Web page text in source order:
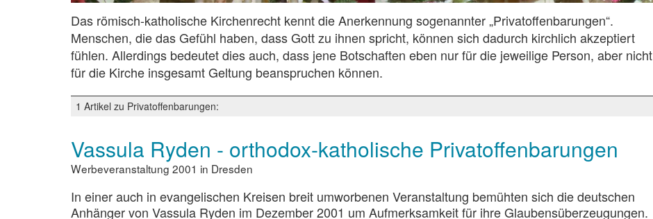
Das römisch-katholische Kirchenrecht kennt die Anerkennung sogenannter „Privatoffenbarungen“.
Menschen, die das Gefühl haben, dass Gott zu ihnen spricht, können sich dadurch kirchlich akzeptiert
fühlen. Allerdings bedeutet dies auch, dass jene Botschaften eben nur für die jeweilige Person, aber nicht
für die Kirche insgesamt Geltung beanspruchen können.
1 Artikel zu Privatoffenbarungen:
Vassula Ryden - orthodox-katholische Privatoffenbarungen
Werbeveranstaltung 2001 in Dresden
In einer auch in evangelischen Kreisen breit umworbenen Veranstaltung bemühten sich die deutschen
Anhänger von Vassula Ryden im Dezember 2001 um Aufmerksamkeit für ihre Glaubensüberzeugungen.